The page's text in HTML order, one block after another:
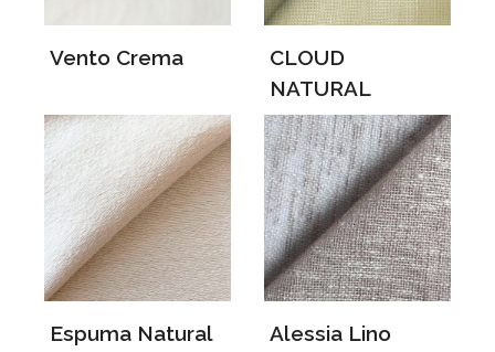
Vento Crema
CLOUD
NATURAL
Espuma Natural Alessia Lino